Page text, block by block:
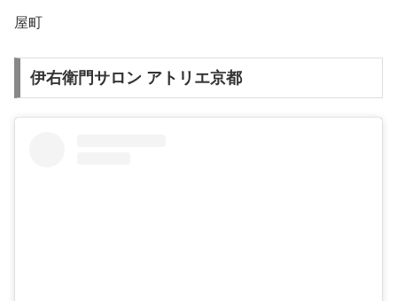
屋町
伊右衛門サロン アトリエ京都